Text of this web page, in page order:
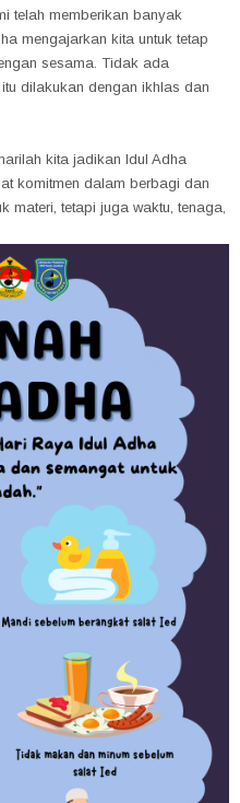
telah memberikan banyak
mengajarkan kita untuk tetap
sesama. Tidak ada
dilakukan dengan ikhlas dan
kita jadikan Idul Adha
komitmen dalam berbagi dan
materi, tetapi juga waktu, tenaga,